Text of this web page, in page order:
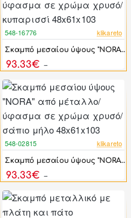
-44%
548-16776 klikareto
Σκαμπό μεσαίου ύψους "NORA" από μέταλλο/ύφασμα σε χρώμα χρυσό/κυπαρισσί 48x61x103
93.33€
-44%
548-02815 klikareto
Σκαμπό μεσαίου ύψους "NORA" από μέταλλο/ύφασμα σε χρώμα χρυσό/σάπιο μήλο 48x61x103
93.33€